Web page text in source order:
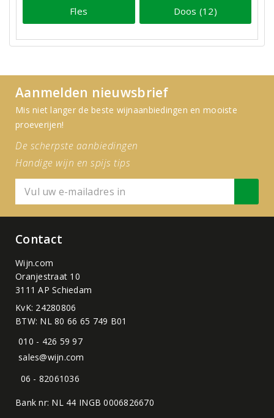
Fles Doos (12)
Aanmelden nieuwsbrief
Mis niet langer de beste wijnaanbiedingen en mooiste
proeverijen!
De scherpste aanbiedingen
Handige wijn en spijs tips
Contact
Wijn.com
Oranjestraat 10
3111 AP Schiedam
KvK: 24280806
BTW: NL 80 66 65 749 B01
010 - 426 59 97
sales@wijn.com
06 - 82061036
Bank nr: NL 44 INGB 0006826670